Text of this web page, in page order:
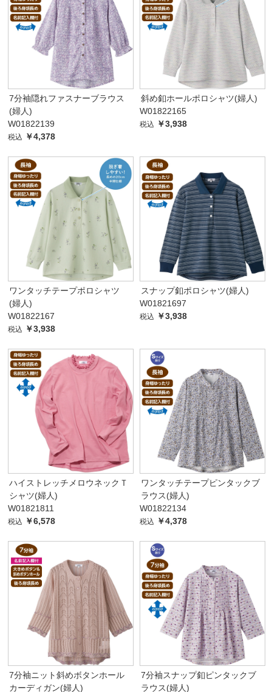
7分袖隠れファスナーブラウス
(婦人)
W01822139
税込 ￥4,378
斜め釦ホールポロシャツ(婦人)
W01822165
税込 ￥3,938
ワンタッチテープポロシャツ
(婦人)
W01822167
税込 ￥3,938
スナップ釦ポロシャツ(婦人)
W01821697
税込 ￥3,938
ハイストレッチメロウネックＴ
シャツ(婦人)
W01821811
税込 ￥6,578
ワンタッチテープピンタックブ
ラウス(婦人)
W01822134
税込 ￥4,378
7分袖ニット斜めボタンホール
カーディガン(婦人)
7分袖スナップ釦ピンタックブ
ラウス(婦人)